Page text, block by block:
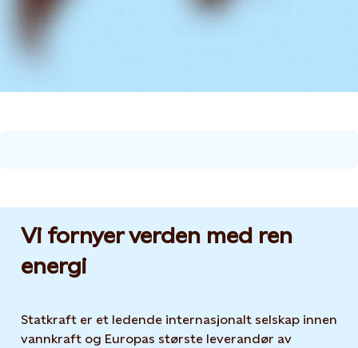
Vi fornyer verden med ren
energi
Statkraft er et ledende internasjonalt selskap innen
vannkraft og Europas største leverandør av